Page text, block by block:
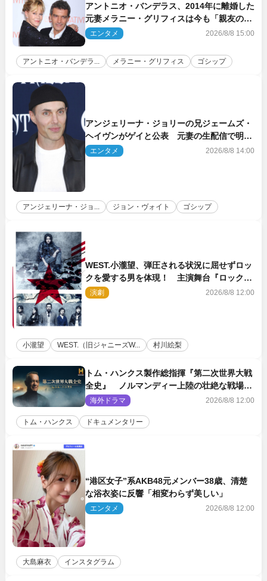
アントニオ・バンデラス、2014年に離婚した
元妻メラニー・グリフィスは今も「親友の一
人」
エンタメ 2026/8/8 15:00
アントニオ・バンデラ... メラニー・グリフィス ゴシップ
アンジェリーナ・ジョリーの兄ジェームズ・
ヘイヴンがゲイと公表 元妻の生配信で明ら
かに
エンタメ 2026/8/8 14:00
アンジェリーナ・ジョ... ジョン・ヴォイト ゴシップ
WEST.小瀧望、弾圧される状況に屈せずロッ
クを愛する男を体現！ 主演舞台『ロックン
ロール』ビジュアル解禁
演劇 2026/8/8 12:00
小瀧望 WEST.（旧ジャニーズW... 村川絵梨
トム・ハンクス製作総指揮『第二次世界大戦
全史』 ノルマンディー上陸の壮絶な戦場を
収めた特別映像解禁
海外ドラマ 2026/8/8 12:00
トム・ハンクス ドキュメンタリー
“港区女子”系AKB48元メンバー38歳、清楚
な浴衣姿に反響「相変わらず美しい」
エンタメ 2026/8/8 12:00
大島麻衣 インスタグラム